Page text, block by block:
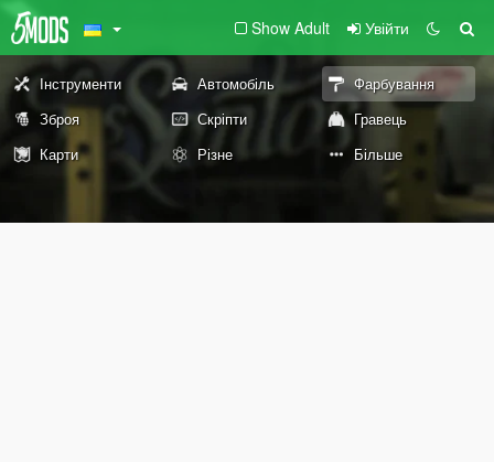
Show Adult Увійти
Інструменти Автомобіль
Фарбування
Зброя
Скріпти
Гравець
Карти
Різне Більше